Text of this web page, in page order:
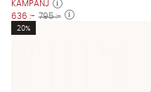
KAMPANJ
636 :- 795 :-
20%